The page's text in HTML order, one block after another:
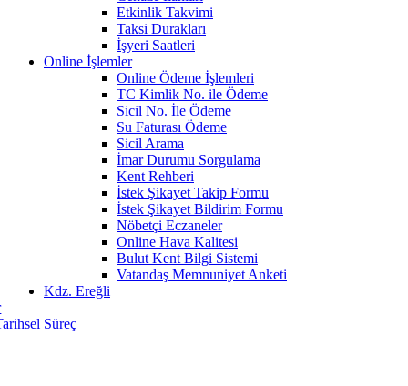
Etkinlik Takvimi
Taksi Durakları
İşyeri Saatleri
Online İşlemler
Online Ödeme İşlemleri
TC Kimlik No. ile Ödeme
Sicil No. İle Ödeme
Su Faturası Ödeme
Sicil Arama
İmar Durumu Sorgulama
Kent Rehberi
İstek Şikayet Takip Formu
İstek Şikayet Bildirim Formu
Nöbetçi Eczaneler
Online Hava Kalitesi
Bulut Kent Bilgi Sistemi
Vatandaş Memnuniyet Anketi
Kdz. Ereğli
Süreç